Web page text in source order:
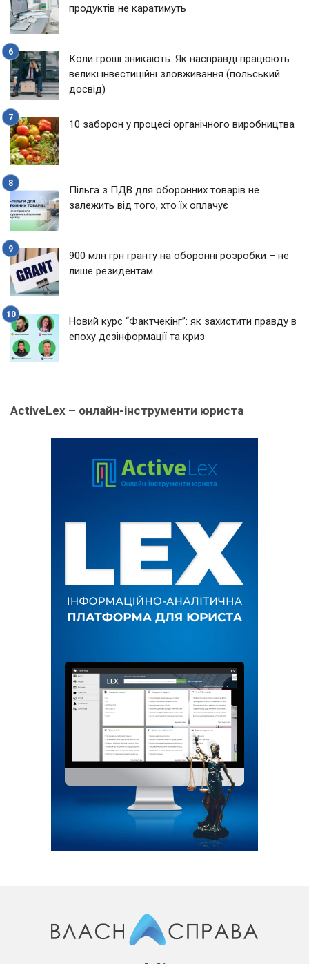
продуктів не каратимуть
Коли гроші зникають. Як насправді працюють
великі інвестиційні зловживання (польський
досвід)
10 заборон у процесі органічного виробництва
Пільга з ПДВ для оборонних товарів не
залежить від того, хто їх оплачує
900 млн грн гранту на оборонні розробки – не
лише резидентам
Новий курс “Фактчекінг”: як захистити правду в
епоху дезінформації та криз
ActiveLex – онлайн-інструменти юриста